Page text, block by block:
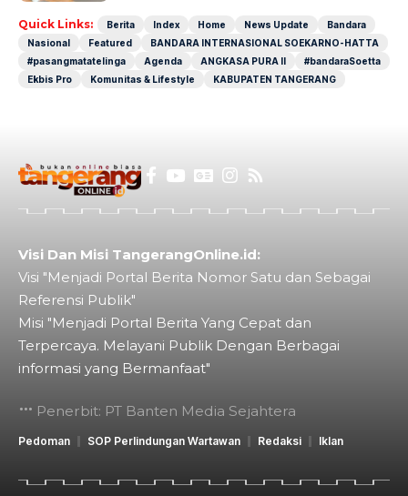
Quick Links: Berita Index Home News Update
Bandara
Nasional
Featured
BANDARA INTERNASIONAL SOEKARNO-HATTA
#pasangmatatelinga
Agenda ANGKASA PURA II
#bandaraSoetta
Ekbis Pro
Komunitas & Lifestyle KABUPATEN TANGERANG
Visi Dan Misi TangerangOnline.id:
Visi "Menjadi Portal Berita Nomor Satu dan Sebagai
Referensi Publik"
Misi "Menjadi Portal Berita Yang Cepat dan
Terpercaya. Melayani Publik Dengan Berbagai
informasi yang Bermanfaat"
Penerbit: PT Banten Media Sejahtera
Pedoman SOP Perlindungan Wartawan Redaksi Iklan